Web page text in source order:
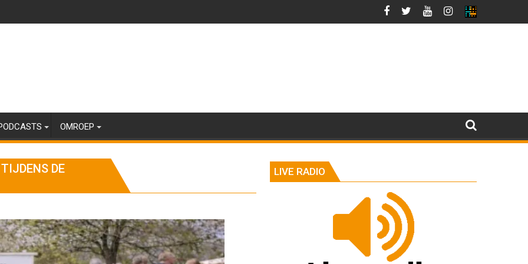
OMROEP
DE
LIVE RADIO